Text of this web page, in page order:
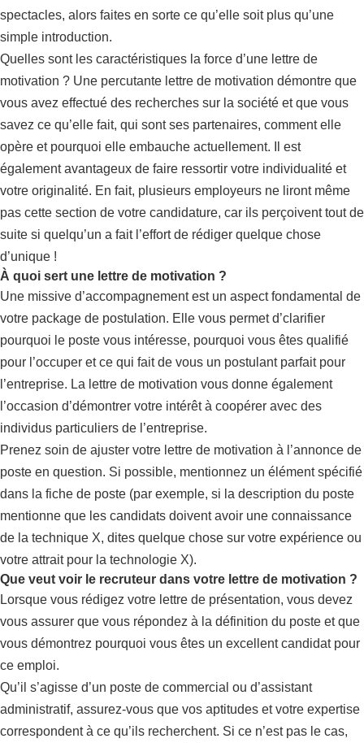
spectacles, alors faites en sorte ce qu’elle soit plus qu’une
simple introduction.
Quelles sont les caractéristiques la force d’une lettre de
motivation ? Une percutante lettre de motivation démontre que
vous avez effectué des recherches sur la société et que vous
savez ce qu’elle fait, qui sont ses partenaires, comment elle
opère et pourquoi elle embauche actuellement. Il est
également avantageux de faire ressortir votre individualité et
votre originalité. En fait, plusieurs employeurs ne liront même
pas cette section de votre candidature, car ils perçoivent tout de
suite si quelqu’un a fait l’effort de rédiger quelque chose
d’unique !
À quoi sert une lettre de motivation ?
Une missive d’accompagnement est un aspect fondamental de
votre package de postulation. Elle vous permet d’clarifier
pourquoi le poste vous intéresse, pourquoi vous êtes qualifié
pour l’occuper et ce qui fait de vous un postulant parfait pour
l’entreprise. La lettre de motivation vous donne également
l’occasion d’démontrer votre intérêt à coopérer avec des
individus particuliers de l’entreprise.
Prenez soin de ajuster votre lettre de motivation à l’annonce de
poste en question. Si possible, mentionnez un élément spécifié
dans la fiche de poste (par exemple, si la description du poste
mentionne que les candidats doivent avoir une connaissance
de la technique X, dites quelque chose sur votre expérience ou
votre attrait pour la technologie X).
Que veut voir le recruteur dans votre lettre de motivation ?
Lorsque vous rédigez votre lettre de présentation, vous devez
vous assurer que vous répondez à la définition du poste et que
vous démontrez pourquoi vous êtes un excellent candidat pour
ce emploi.
Qu’il s’agisse d’un poste de commercial ou d’assistant
administratif, assurez-vous que vos aptitudes et votre expertise
correspondent à ce qu’ils recherchent. Si ce n’est pas le cas,